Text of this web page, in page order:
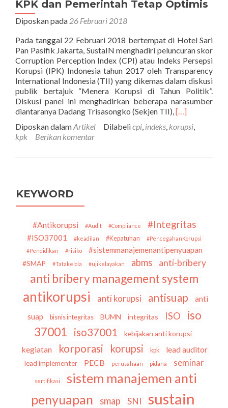
KPK dan Pemerintah Tetap Optimis
Diposkan pada 26 Februari 2018
Pada tanggal 22 Februari 2018 bertempat di Hotel Sari
Pan Pasifik Jakarta, SustaIN menghadiri peluncuran skor
Corruption Perception Index (CPI) atau Indeks Persepsi
Korupsi (IPK) Indonesia tahun 2017 oleh Transparency
International Indonesia (TII) yang dikemas dalam diskusi
publik bertajuk “Menera Korupsi di Tahun Politik’’.
Diskusi panel ini menghadirkan beberapa narasumber
diantaranya Dadang Trisasongko (Sekjen TII), Selengkapnya
Persepi
Pemerintah
Optimis
[…]
Diposkan dalamArtikel Dilabelicpi indeks korupsi
kpk
Berikan komentar
KEYWORD
#Antikorupsi #Audit #Compliance #Integritas
#ISO37001 #keadilan #Kepatuhan
#PencegahanKorupsi
#Pendidikan
#risiko #sistemmanajemenantipenyuapan
#SMAP #Tatakelola #ujikelayakan abms anti-bribery
anti bribery management system
antikorupsi anti korupsi antisuap
anti
suap
bisnis integritas BUMN integritas ISO
iso
37001
iso37001 kebijakan anti korupsi
kegiatan korporasi korupsi kpk lead auditor
lead implementer PECB perusahaan pidana seminar
sertifikasi
sistem manajemen anti
penyuapan
smap SNI sustain